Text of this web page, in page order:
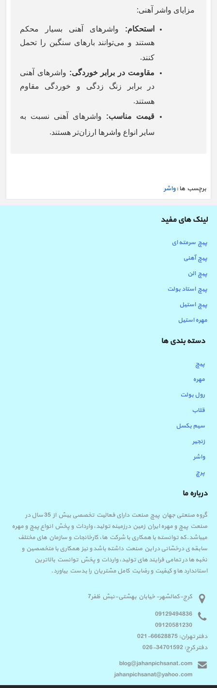
مزایای واشر آهنی:
استحکام: واشرهای آهنی بسیار محکم
هستند و می‌توانند بارهای سنگین را تحمل
کنند.
مقاومت در برابر خوردگی: واشرهای آهنی
در برابر زنگ زدگی و خوردگی مقاوم
هستند.
قیمت مناسب: واشرهای آهنی نسبت به
سایر انواع واشرها ارزان‌تر هستند.
برچسب ها :واشر
لینک های مفید
پیچ سرمته ای
پیچ آهنی
پیچ الن
پیچ استاد بولت
پیچ استیل
مهره استیل
دسته بندی ها
پیچ
مهره
رول بولت
قلاب
سیم بکسل
زنجیر
واشر
پرچ
درباره ما
گروه صنعتی جهان پیچ صنعت دارای فعالیت تخصصی بیش از 35 سال در
صنعت پیچ و مهره ایران زمین درزمینه تولید، واردات و پخش انواع پیچ و مهره
میباشد.که توانسته با همکاری با شرکت ها، کارخانجات و سازمان های مختلف
سابقه ی درخشانی در این صنعت داشته باشد و نیز همکاری با متخصصین و
نخبه ها در تمامی فرایند های تولید، واردات و پخش توانست بالاترین
استاندارد ها و کیفیت و رضایت کامل مشتریان را بدست بیاورد.
کرج-کمالشهر- خیابان بهشتی-نبش ظفر7
09129494836
09120581230
دفتر تهران: 66628875-021
دفتر کرج: 34701592-026
blog@jahanpichsanat.com
jahanpichsanat@yahoo.com